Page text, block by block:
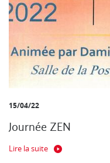
15/04/22
Journée ZEN
Lire la suite